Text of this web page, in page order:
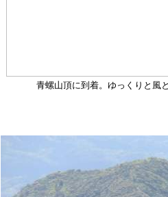
青螺山頂に到着。ゆっくりと風